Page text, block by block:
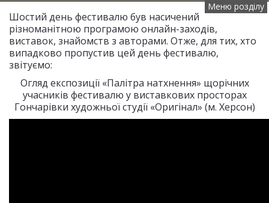
Меню розділу
Шостий день фестивалю був насичений
різноманітною програмою онлайн-заходів,
виставок, знайомств з авторами. Отже, для тих, хто
випадково пропустив цей день фестивалю,
звітуємо:
Огляд експозиції «Палітра натхнення» щорічних
учасників фестивалю у виставкових просторах
Гончарівки художньої студії «Оригінал» (м. Херсон)